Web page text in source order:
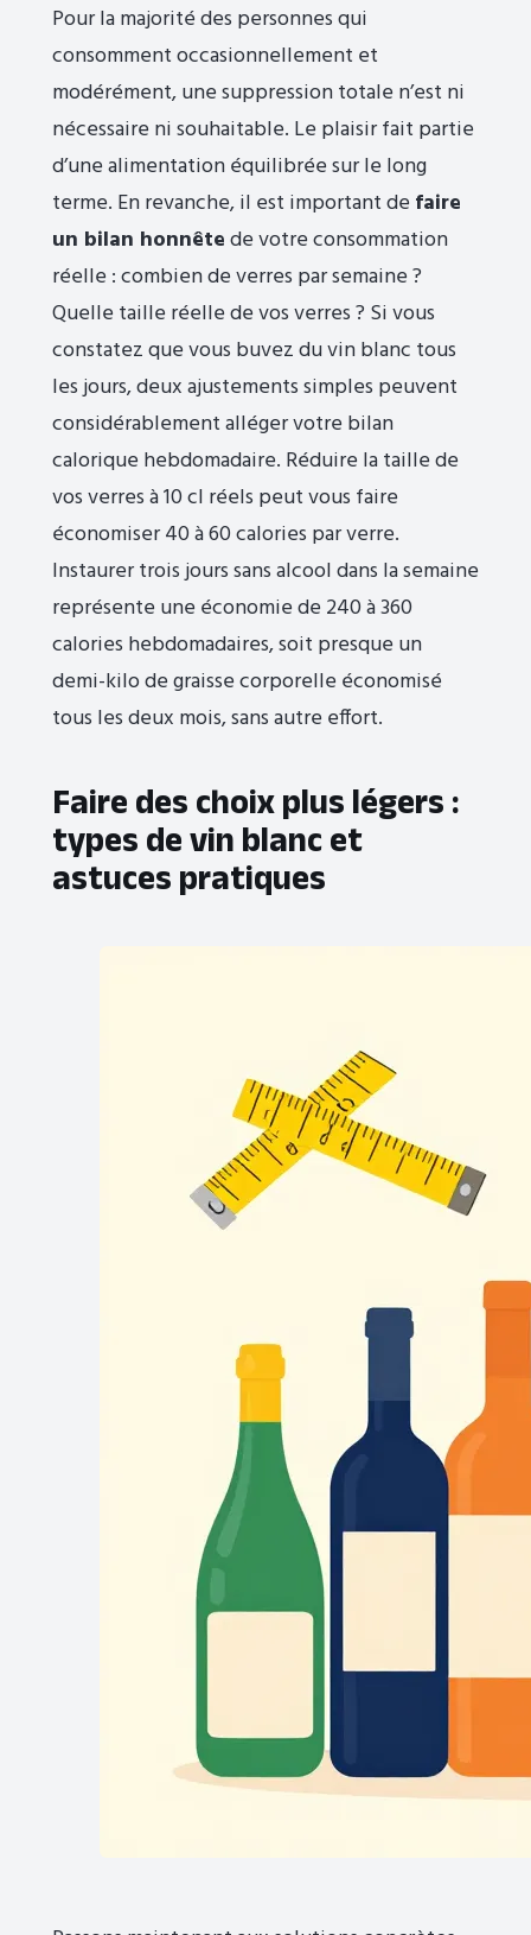
Pour la majorité des personnes qui
consomment occasionnellement et
modérément, une suppression totale n’est ni
nécessaire ni souhaitable. Le plaisir fait partie
d’une alimentation équilibrée sur le long
terme. En revanche, il est important de faire
un bilan honnêtede votre consommation
réelle : combien de verres par semaine ?
Quelle taille réelle de vos verres ? Si vous
constatez que vous buvez du vin blanc tous
les jours, deux ajustements simples peuvent
considérablement alléger votre bilan
calorique hebdomadaire. Réduire la taille de
vos verres à 10 cl réels peut vous faire
économiser 40 à 60 calories par verre.
Instaurer trois jours sans alcool dans la semaine
représente une économie de 240 à 360
calories hebdomadaires, soit presque un
demi-kilo de graisse corporelle économisé
tous les deux mois, sans autre effort.
Faire des choix plus légers :
types de vin blanc et
astuces pratiques